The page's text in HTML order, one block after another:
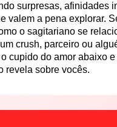
surpresas, afinidades
valem a pena explorar.
o sagitariano se
crush, parceiro ou
cupido do amor abaixo
revela sobre vocês.